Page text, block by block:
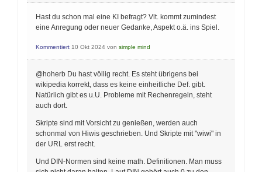
Hast du schon mal eine KI befragt? Vlt. kommt zumindest
eine Anregung oder neuer Gedanke, Aspekt o.ä. ins Spiel.
Kommentiert 10 Okt 2024 von simple mind
@hoherb Du hast völlig recht. Es steht übrigens bei
wikipedia korrekt, dass es keine einheitliche Def. gibt.
Natürlich gibt es u.U. Probleme mit Rechenregeln, steht
auch dort.
Skripte sind mit Vorsicht zu genießen, werden auch
schonmal von Hiwis geschrieben. Und Skripte mit "wiwi" in
der URL erst recht.
Und DIN-Normen sind keine math. Definitionen. Man muss